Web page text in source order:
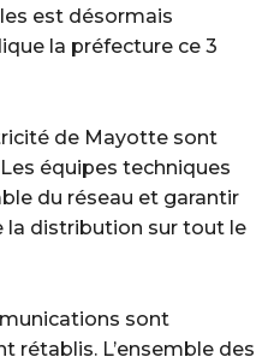
est désormais
la préfecture ce 3
de Mayotte sont
équipes techniques
du réseau et garantir
la distribution sur tout le
sont
rétablis. L’ensemble des